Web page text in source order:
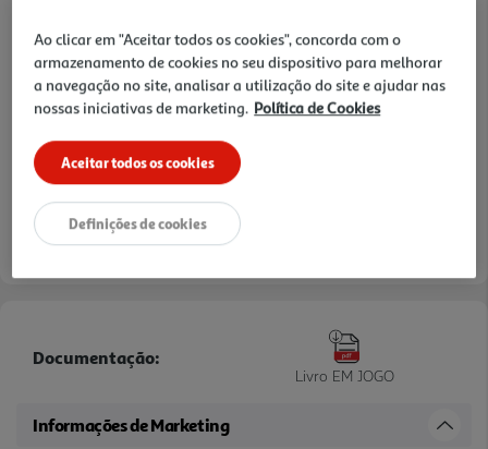
Documentação:
Livro EM JOGO
Informações de Marketing
Ao clicar em "Aceitar todos os cookies", concorda com o
armazenamento de cookies no seu dispositivo para melhorar
a navegação no site, analisar a utilização do site e ajudar nas
nossas iniciativas de marketing. Política de Cookies
Aceitar todos os cookies
Definições de cookies